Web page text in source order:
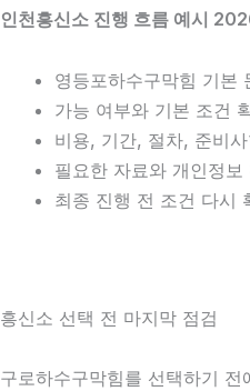
인천흥신소 진행 흐름 예시
영등포하수구막힘 기본
가능 여부와 기본 조건
비용, 기간, 절차, 준비
필요한 자료와 개인정보
최종 진행 전 조건 다시
흥신소 선택 전 마지막 점검
구로하수구막힘를 선택하기